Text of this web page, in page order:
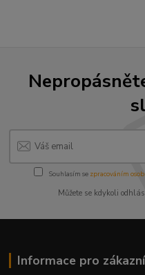
Souhlasím se zpracováním
Můžete se kdykoli
Informace pro